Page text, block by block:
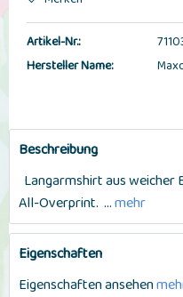
Artikel-Nr.:
Hersteller Name:
Beschreibung
Langarmshirt aus
All-Overprint. ...mehr
Eigenschaften
Eigenschaften ansehen